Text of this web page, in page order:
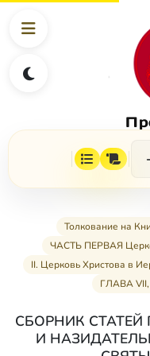
Толкование на
ЧАСТЬ ПЕРВАЯ
II. Церковь Христова в
ГЛАВА VII,
СБОРНИК
И